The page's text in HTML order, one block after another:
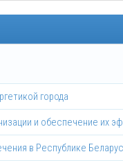
города
и обеспечение их
в Республике